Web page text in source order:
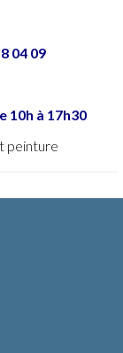
04 09
10h à 17h30